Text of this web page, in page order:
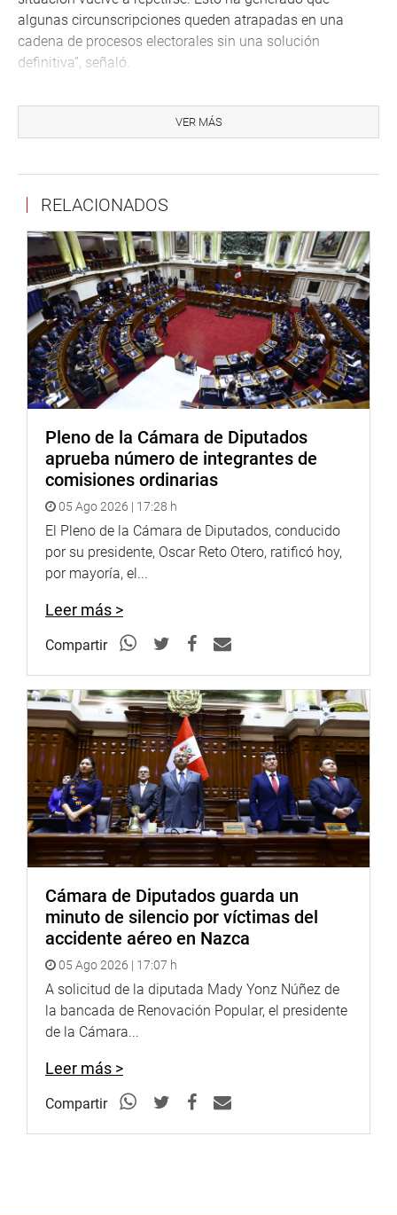
algunas circunscripciones queden atrapadas en una
cadena de procesos electorales sin una solución
definitiva”, señaló.
realizado 11 procesos de elecciones municipales
complementarias en 87 circunscripciones provinciales y
convocatorias electorales sucesivas, respectivamente.
Según explicó el titular de la Comisión de Constitución,
esta situación no solo afecta la estabilidad institucional y
la legitimidad democrática de las autoridades locales,
sino que también genera importantes costos económicos
para el Estado. Solo en algunos procesos
complementarios realizados en los últimos años se
destinaron millones de soles para organizar elecciones
dirigidas a un número reducido de electores.
como incentivar la participación ciudadana y garantizar
que ninguna provincia o distrito permanezca
indefinidamente sin autoridades legítimamente elegidas.
“La democracia no puede quedar atrapada en un círculo
indefinido de nulidades y nuevas convocatorias. Es
necesario preservar la gobernabilidad local, brindar
eficientemente los recursos públicos”, sostuvo Alegría.
Asimismo, durante el debate parlamentario se acogió una
LN) para incorporar una disposición modificatoria
relacionada con el artículo 13 de la Ley de
Organizaciones Políticas, referido a las causales de
cancelación de la inscripción de los partidos políticos.
Posteriormente, la propuesta legislativa fue exonerada del
trámite de segunda votación.
OFICINA DE COMUNICACIONES E IMAGEN
INSTITUCIONAL
VER MÁS
RELACIONADOS
Pleno de la Cámara de Diputados
aprueba número de integrantes de
comisiones ordinarias
05 Ago 2026 | 17:28 h
El Pleno de la Cámara de Diputados, conducido
por su presidente, Oscar Reto Otero, ratificó hoy,
por mayoría, el...
Leer más >
Compartir
Cámara de Diputados guarda un
minuto de silencio por víctimas del
accidente aéreo en Nazca
05 Ago 2026 | 17:07 h
A solicitud de la diputada Mady Yonz Núñez de
la bancada de Renovación Popular, el presidente
de la Cámara...
Leer más >
Compartir